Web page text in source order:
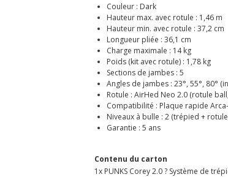
Couleur : Dark
Hauteur max. avec rotule : 1,46 m
Hauteur min. avec rotule : 37,2 cm
Longueur pliée : 36,1 cm
Charge maximale : 14 kg
Poids (kit avec rotule) : 1,78 kg
Sections de jambes : 5
Angles de jambes : 23°, 55°, 80°
Rotule : AirHed Neo 2.0 (rotule
Compatibilité : Plaque rapide
Niveaux à bulle : 2 (trépied +
Garantie : 5 ans
Contenu du carton
1x PUNKS Corey 2.0 ? Système de